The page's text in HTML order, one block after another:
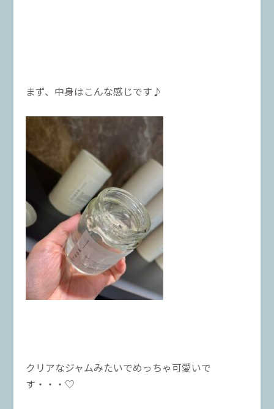
まず、中身はこんな感じです♪
クリアなジャムみたいでめっちゃ可愛いで
す・・・♡